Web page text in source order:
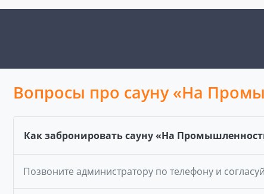
Вопросы про сауну «На
Как забронировать сауну «На
Позвоните администратору по телефону и